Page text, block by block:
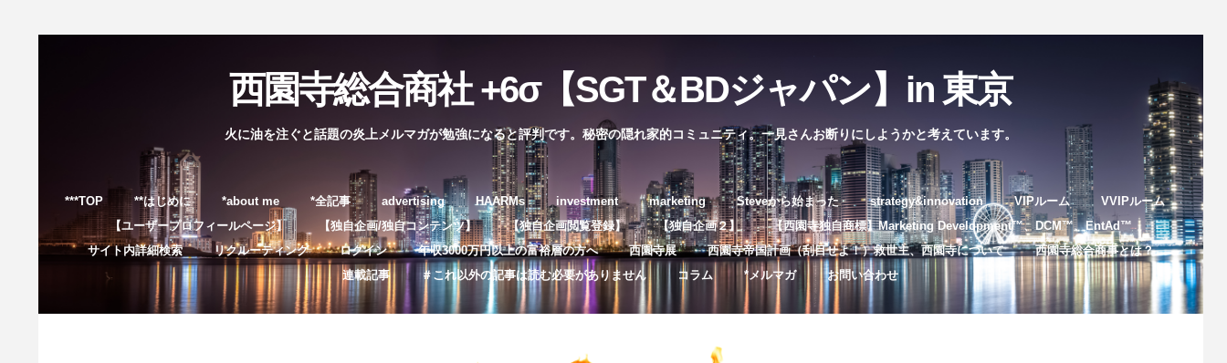
西園寺総合商社 +6σ【SGT＆BDジャパン】in 東京
火に油を注ぐと話題の炎上メルマガが勉強になると評判です。秘密の隠れ家的コミュニティ。一見さんお断りにしようかと考えています。
コ
ン
テ
ン
***TOP **はじめに *about me *全記事 advertising HAARMs investment marketing Steveから始まった strategy&innovation VIPルーム
VVIPルーム
【ユーザープロフィールページ】
【独自企画/独自コンテンツ】 【独自企画閲覧登録】 【独自企画２】
【西園寺独自商標】Marketing Development™️、DCM™️、EntAd™️
サイト内詳細検索
リクルーティング ログイン 年収3000万円以上の富裕層の方へ 西園寺展 西園寺帝国計画（刮目せよ！）救世主、西園寺について
西園寺総合商事とは？
連載記事
＃これ以外の記事は読む必要がありません コラム *メルマガ お問い合わせ